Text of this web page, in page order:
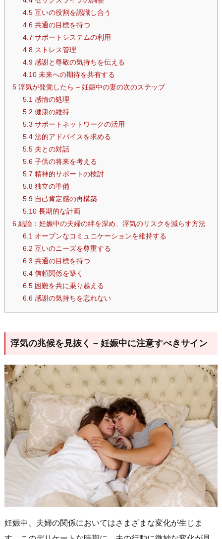
4.5互いの役割を認識し合う
4.6共通の目標を持つ
4.7 サポートシステムの利用
4.8ストレス管理
4.9感謝と尊敬の気持ちを伝える
4.10未来への期待を共有する
5浮気が発覚したら – 妊娠中の妻の次のステップ
5.1 感情の処理
5.2 健康の維持
5.3 サポートネットワークの活用
5.4法的アドバイスを求める
5.5夫との対話
5.6子供の将来を考える
5.7 精神的サポートの検討
5.8独立の準備
5.9自己肯定感の再構築
5.10長期的な計画
6結論：妊娠中の夫婦の絆を深め、浮気のリスクを減らす方法
6.1 オープンなコミュニケーションを維持する
6.2 互いのニーズを尊重する
6.3 共通の目標を持つ
6.4信頼関係を築く
6.5困難を共に乗り越える
6.6感謝の気持ちを忘れない
浮気の兆候を見抜く – 妊娠中に注意すべきサイン
妊娠中、夫婦の関係においてはさまざまな変化が生じま